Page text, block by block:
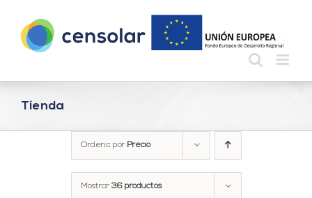
contenido
Tienda
Ordena por Precio
Mostrar 36 productos